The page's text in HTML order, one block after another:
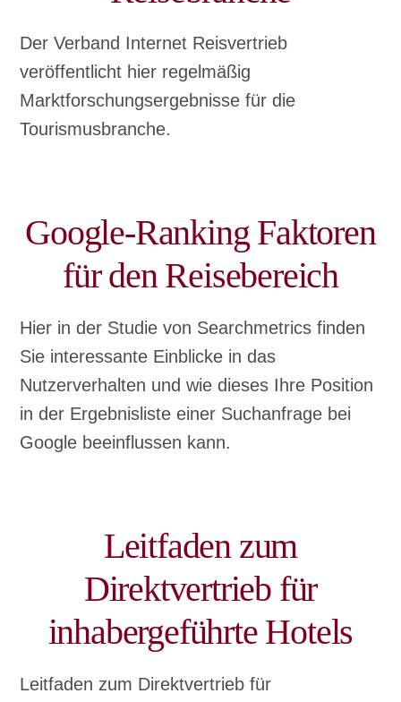
Der Verband Internet Reisvertrieb
veröffentlicht hier regelmäßig
Marktforschungsergebnisse für die
Tourismusbranche.
Google-Ranking Faktoren
für den Reisebereich
Hier in der Studie von Searchmetrics finden
Sie interessante Einblicke in das
Nutzerverhalten und wie dieses Ihre Position
in der Ergebnisliste einer Suchanfrage bei
Google beeinflussen kann.
Leitfaden zum
Direktvertrieb für
inhabergeführte Hotels
Leitfaden zum Direktvertrieb für